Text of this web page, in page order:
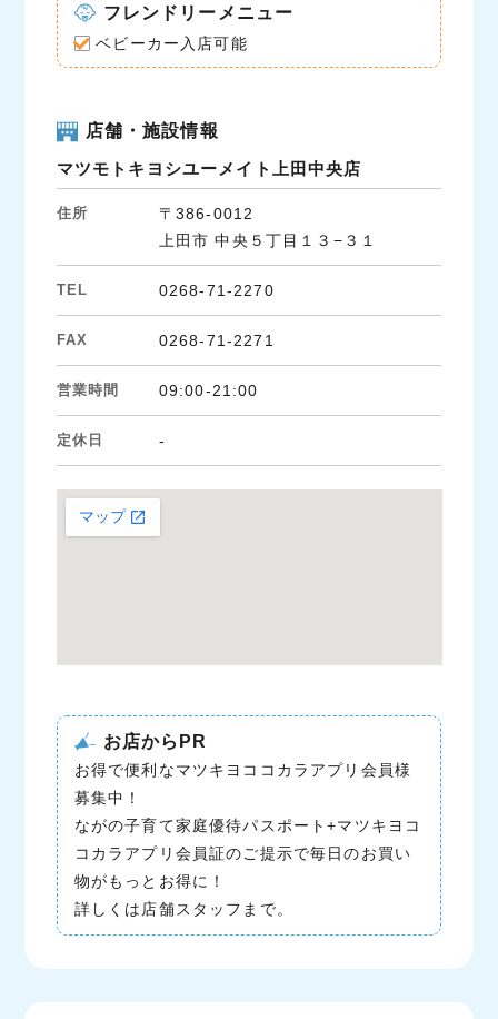
フレンドリーメニュー
ベビーカー入店可能
店舗・施設情報
マツモトキヨシユーメイト上田中央店
住所
〒386-0012
上田市 中央５丁目１３−３１
TEL 0268-71-2270
FAX 0268-71-2271
営業時間 09:00-21:00
定休日 -
お店からPR
お得で便利なマツキヨココカラアプリ会員様
募集中！
ながの子育て家庭優待パスポート+マツキヨコ
コカラアプリ会員証のご提示で毎日のお買い
物がもっとお得に！
詳しくは店舗スタッフまで。